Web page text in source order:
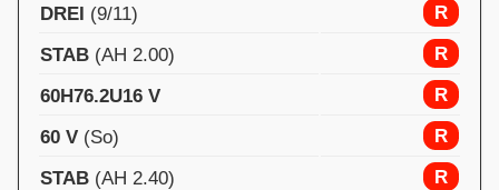
DREI (9/11)
R
STAB (AH 2.00)
R
60H76.2U16 V
R
60 V (So)
R
STAB (AH 2.40)
R